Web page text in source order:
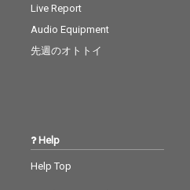
Live Report
Audio Equipment
先週のオトトイ
Help
Help Top